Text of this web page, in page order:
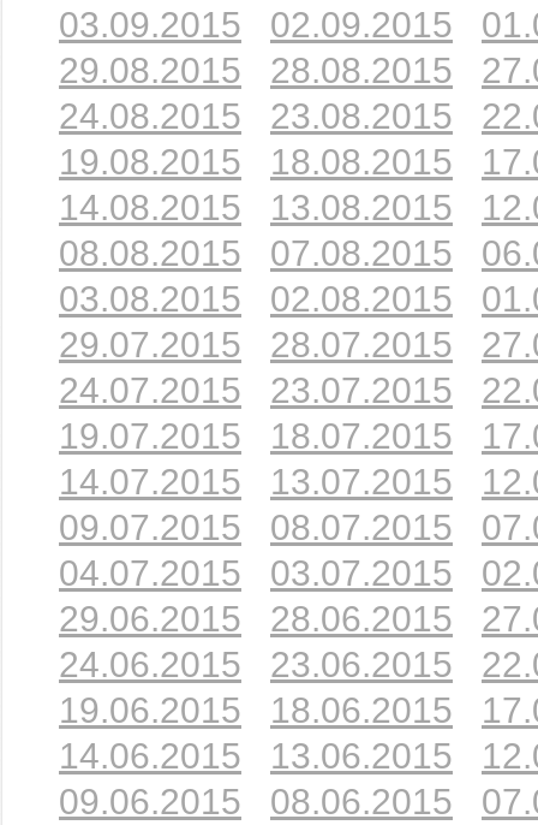
03.09.2015
02.09.2015
29.08.2015
28.08.2015
24.08.2015
23.08.2015
19.08.2015
18.08.2015
14.08.2015
13.08.2015
08.08.2015
07.08.2015
03.08.2015
02.08.2015
29.07.2015
28.07.2015
24.07.2015
23.07.2015
19.07.2015
18.07.2015
14.07.2015
13.07.2015
09.07.2015
08.07.2015
04.07.2015
03.07.2015
29.06.2015
28.06.2015
24.06.2015
23.06.2015
19.06.2015
18.06.2015
14.06.2015
13.06.2015
09.06.2015
08.06.2015